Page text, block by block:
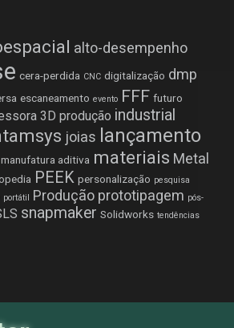
alto-desempenho
cera-perdida CNC digitalização dmp
escaneamento evento FFF futuro
3D produção industrial
joias lançamento
manufatura aditiva materiais Metal
PEEK personalização pesquisa
portátil Produção prototipagem pós-
snapmaker Solidworks tendências